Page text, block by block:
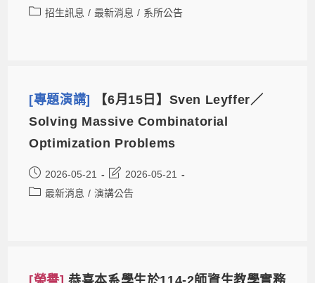
招生訊息 / 最新消息 / 系所公告
[專題演講]
【6月15日】Sven Leyffer／
Solving Massive Combinatorial
Optimization Problems
2026-05-21
2026-05-21
最新消息 / 演講公告
[榮譽]恭喜本系學生於114-2師資生教學實務